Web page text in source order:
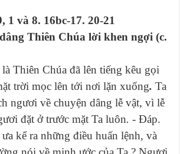
và 8. 16bc-17. 20-21
Thiên Chúa lời khen ngợi (c.
Thiên Chúa đã lên tiếng kêu gọi
trời mọc lên tới nơi lặn xuống. Ta
ngươi về chuyện dâng lễ vật, vì lễ
đặt ở trước mặt Ta luôn. - Đáp.
kể ra những điều huấn lệnh, và